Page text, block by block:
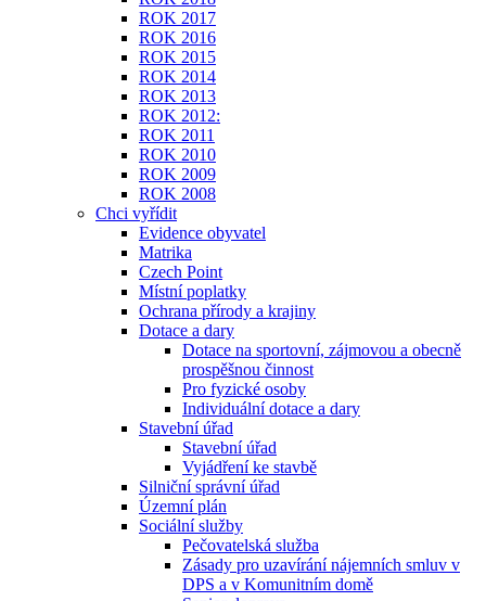
ROK 2017
ROK 2016
ROK 2015
ROK 2014
ROK 2013
ROK 2012:
ROK 2011
ROK 2010
ROK 2009
ROK 2008
Chci vyřídit
Evidence obyvatel
Matrika
Czech Point
Místní poplatky
Ochrana přírody a krajiny
Dotace a dary
Dotace na sportovní, zájmovou a obecně
prospěšnou činnost
Pro fyzické osoby
Individuální dotace a dary
Stavební úřad
Stavební úřad
Vyjádření ke stavbě
Silniční správní úřad
Územní plán
Sociální služby
Pečovatelská služba
Zásady pro uzavírání nájemních smluv v
DPS a v Komunitním domě